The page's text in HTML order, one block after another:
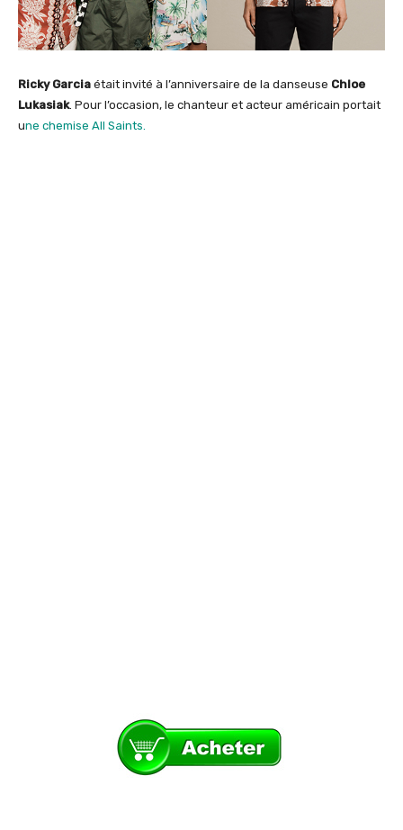
Ricky Garcia était invité à l’anniversaire de la danseuse Chloe
Lukasiak. Pour l’occasion, le chanteur et acteur américain portait
une chemise All Saints.